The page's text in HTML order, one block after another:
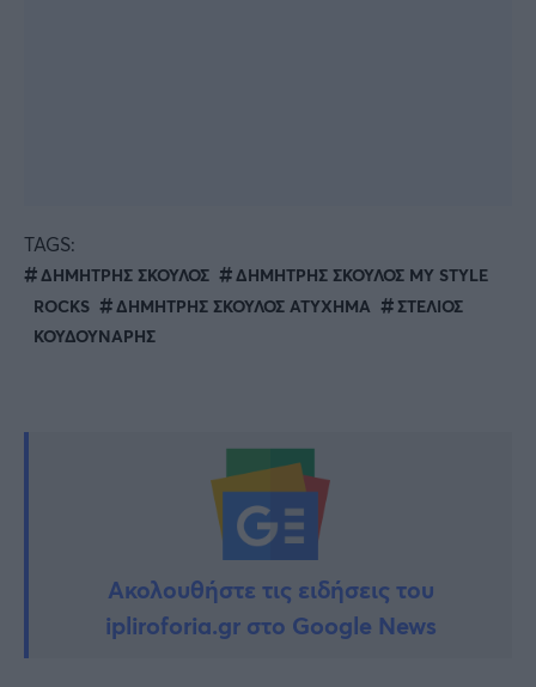
TAGS:
ΔΗΜΗΤΡΗΣ ΣΚΟΥΛΟΣ
ΔΗΜΗΤΡΗΣ ΣΚΟΥΛΟΣ MY STYLE
ROCKS
ΔΗΜΗΤΡΗΣ ΣΚΟΥΛΟΣ ΑΤΥΧΗΜΑ
ΣΤΕΛΙΟΣ
ΚΟΥΔΟΥΝΑΡΗΣ
Ακολουθήστε τις ειδήσεις του
ipliroforia.gr στο Google News